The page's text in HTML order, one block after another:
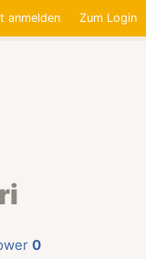
anmelden Zum Login
0